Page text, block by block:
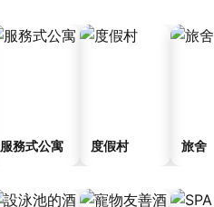
服務式公寓 度假村 旅舍